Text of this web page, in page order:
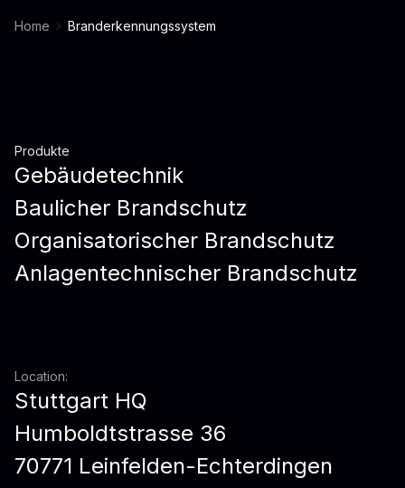
Home Branderkennungssystem
Produkte
Gebäudetechnik
Baulicher Brandschutz
Organisatorischer Brandschutz
Anlagentechnischer Brandschutz
Location:
Stuttgart HQ
Humboldtstrasse 36
70771 Leinfelden-Echterdingen